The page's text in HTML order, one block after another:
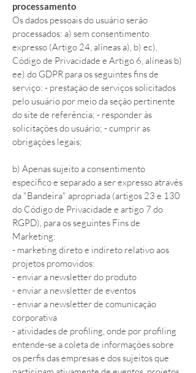
processamento
Os dados pessoais do usuário serão
processados: a) sem consentimento
expresso (Artigo 24, alíneas a), b) ec),
Código de Privacidade e Artigo 6, alíneas b)
ee) do GDPR para os seguintes fins de
serviço: - prestação de serviços solicitados
pelo usuário por meio da seção pertinente
do site de referência; - responder às
solicitações do usuário; - cumprir as
obrigações legais;
b) Apenas sujeito a consentimento
específico e separado a ser expresso através
da "Bandeira" apropriada (artigos 23 e 130
do Código de Privacidade e artigo 7 do
RGPD), para os seguintes Fins de
Marketing:
- marketing direto e indireto relativo aos
projetos promovidos:
- enviar a newsletter do produto
- enviar a newsletter de eventos
- enviar a newsletter de comunicação
corporativa
- atividades de profiling, onde por profiling
entende-se a coleta de informações sobre
os perfis das empresas e dos sujeitos que